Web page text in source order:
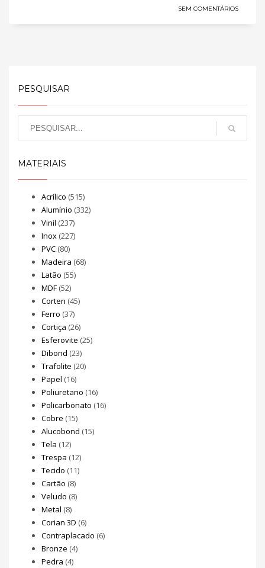
SEM COMENTÁRIOS
PESQUISAR
MATERIAIS
Acrílico (515)
Alumínio (332)
Vinil (237)
Inox (227)
PVC (80)
Madeira (68)
Latão (55)
MDF (52)
Corten (45)
Ferro (37)
Cortiça (26)
Esferovite (25)
Dibond (23)
Trafolite (20)
Papel (16)
Poliuretano (16)
Policarbonato (16)
Cobre (15)
Alucobond (15)
Tela (12)
Trespa (12)
Tecido (11)
Cartão (8)
Veludo (8)
Metal (8)
Corian 3D (6)
Contraplacado (6)
Bronze (4)
Pedra (4)